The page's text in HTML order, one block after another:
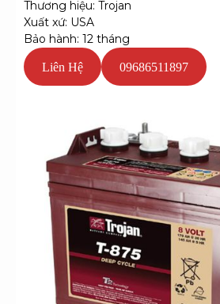
Thương hiệu: Trojan
Xuất xứ: USA
Bảo hành: 12 tháng
Liên Hệ 09686511897